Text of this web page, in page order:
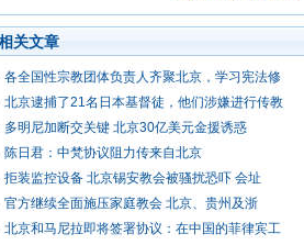
关文章
各全国性宗教团体负责人齐聚北京，学习宪法修
北京逮捕了21名日本基督徒，他们涉嫌进行传教
多明尼加断交关键 北京30亿美元金援诱惑
陈日君：中梵协议阻力传来自北京
拒装监控设备 北京锡安教会被骚扰恐吓 会址
官方继续全面施压家庭教会 北京、贵州及浙
北京和马尼拉即将签署协议：在中国的菲律宾工